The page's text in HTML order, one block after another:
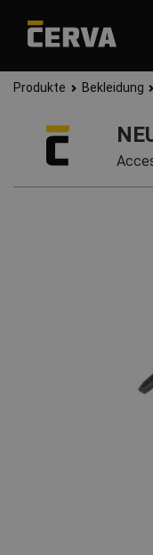
Produkte Bekleidung